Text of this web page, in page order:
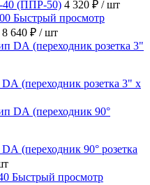
40 (ППР-50) 4 320 ₽ / шт
Быстрый просмотр
8 640 ₽ / шт
(переходник розетка 3" х
(переходник 90° розетка
Быстрый просмотр